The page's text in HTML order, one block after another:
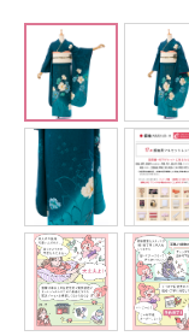
ジュニア着物レンタル
ジュニア洋装レンタル
ベビー洋装レンタル
紋付袴レンタル
留袖レンタル